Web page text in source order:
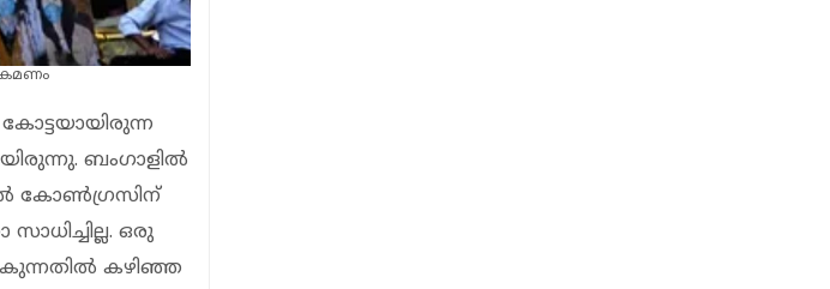
ബം​ഗാളിൽ
കോൺ​ഗ്രസിന്
ഒരു
കഴിഞ്ഞ